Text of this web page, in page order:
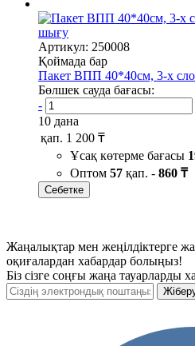
шығу
Артикул: 250008
Қоймада бар
Пакет ВПП 40*40см, 3-х
Бөлшек сауда бағасы:
-
10 дана
қап. 1 200 ₸
Ұсақ көтерме бағасы
Оптом 57 қап. - 860 ₸
Себетке
Жаңалықтар мен жеңілдіктерге
оқиғалардан хабардар болыңыз!
Біз сізге соңғы жаңа тауарларды